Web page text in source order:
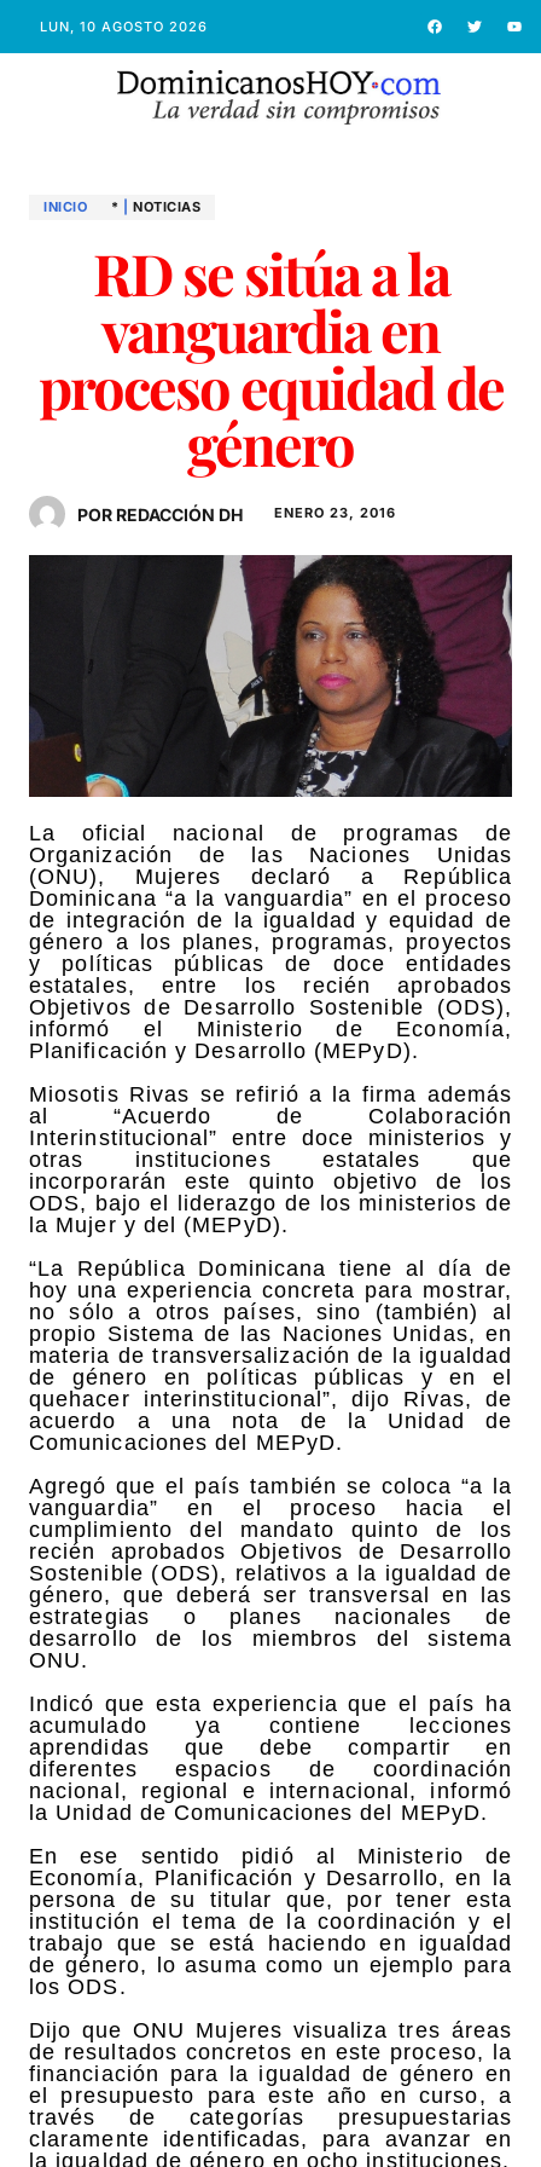
LUN, 10 AGOSTO 2026
INICIO * NOTICIAS
RD se sitúa a la
vanguardia en
proceso equidad de
género
POR REDACCIÓN DH ENERO 23, 2016
La oficial nacional de programas de
Organización de las Naciones Unidas
(ONU), Mujeres declaró a República
Dominicana “a la vanguardia” en el proceso
de integración de la igualdad y equidad de
género a los planes, programas, proyectos
y políticas públicas de doce entidades
estatales, entre los recién aprobados
Objetivos de Desarrollo Sostenible (ODS),
informó el Ministerio de Economía,
Planificación y Desarrollo (MEPyD).
Miosotis Rivas se refirió a la firma además
al “Acuerdo de Colaboración
Interinstitucional” entre doce ministerios y
otras instituciones estatales que
incorporarán este quinto objetivo de los
ODS, bajo el liderazgo de los ministerios de
la Mujer y del (MEPyD).
“La República Dominicana tiene al día de
hoy una experiencia concreta para mostrar,
no sólo a otros países, sino (también) al
propio Sistema de las Naciones Unidas, en
materia de transversalización de la igualdad
de género en políticas públicas y en el
quehacer interinstitucional”, dijo Rivas, de
acuerdo a una nota de la Unidad de
Comunicaciones del MEPyD.
Agregó que el país también se coloca “a la
vanguardia” en el proceso hacia el
cumplimiento del mandato quinto de los
recién aprobados Objetivos de Desarrollo
Sostenible (ODS), relativos a la igualdad de
género, que deberá ser transversal en las
estrategias o planes nacionales de
desarrollo de los miembros del sistema
ONU.
Indicó que esta experiencia que el país ha
acumulado ya contiene lecciones
aprendidas que debe compartir en
diferentes espacios de coordinación
nacional, regional e internacional, informó
la Unidad de Comunicaciones del MEPyD.
En ese sentido pidió al Ministerio de
Economía, Planificación y Desarrollo, en la
persona de su titular que, por tener esta
institución el tema de la coordinación y el
trabajo que se está haciendo en igualdad
de género, lo asuma como un ejemplo para
los ODS.
Dijo que ONU Mujeres visualiza tres áreas
de resultados concretos en este proceso, la
financiación para la igualdad de género en
el presupuesto para este año en curso, a
través de categorías presupuestarias
claramente identificadas, para avanzar en
la igualdad de género en ocho instituciones.